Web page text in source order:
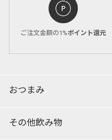
ご注文金額の1%ポイント還元
おつまみ
その他飲み物